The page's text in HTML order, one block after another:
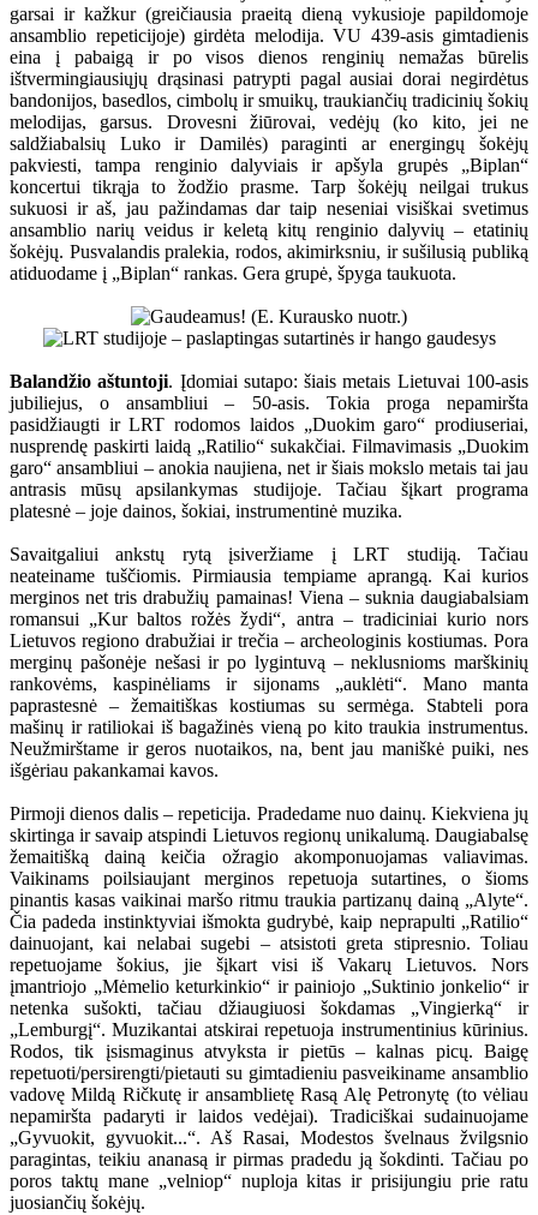
garsai ir kažkur (greičiausia praeitą dieną vykusioje papildomoje
ansamblio repeticijoje) girdėta melodija. VU 439-asis gimtadienis
eina į pabaigą ir po visos dienos renginių nemažas būrelis
ištvermingiausiųjų drąsinasi patrypti pagal ausiai dorai negirdėtus
bandonijos, basedlos, cimbolų ir smuikų, traukiančių tradicinių šokių
melodijas, garsus. Drovesni žiūrovai, vedėjų (ko kito, jei ne
saldžiabalsių Luko ir Damilės) paraginti ar energingų šokėjų
pakviesti, tampa renginio dalyviais ir apšyla grupės „Biplan“
koncertui tikrąja to žodžio prasme. Tarp šokėjų neilgai trukus
sukuosi ir aš, jau pažindamas dar taip neseniai visiškai svetimus
ansamblio narių veidus ir keletą kitų renginio dalyvių – etatinių
šokėjų. Pusvalandis pralekia, rodos, akimirksniu, ir sušilusią publiką
atiduodame į „Biplan“ rankas. Gera grupė, špyga taukuota.
Balandžio aštuntoji. Įdomiai sutapo: šiais metais Lietuvai 100-asis
jubiliejus, o ansambliui – 50-asis. Tokia proga nepamiršta
pasidžiaugti ir LRT rodomos laidos „Duokim garo“ prodiuseriai,
nusprendę paskirti laidą „Ratilio“ sukakčiai. Filmavimasis „Duokim
garo“ ansambliui – anokia naujiena, net ir šiais mokslo metais tai jau
antrasis mūsų apsilankymas studijoje. Tačiau šįkart programa
platesnė – joje dainos, šokiai, instrumentinė muzika.
Savaitgaliui ankstų rytą įsiveržiame į LRT studiją. Tačiau
neateiname tuščiomis. Pirmiausia tempiame aprangą. Kai kurios
merginos net tris drabužių pamainas! Viena – suknia daugiabalsiam
romansui „Kur baltos rožės žydi“, antra – tradiciniai kurio nors
Lietuvos regiono drabužiai ir trečia – archeologinis kostiumas. Pora
merginų pašonėje nešasi ir po lygintuvą – neklusnioms marškinių
rankovėms, kaspinėliams ir sijonams „auklėti“. Mano manta
paprastesnė – žemaitiškas kostiumas su sermėga. Stabteli pora
mašinų ir ratiliokai iš bagažinės vieną po kito traukia instrumentus.
Neužmirštame ir geros nuotaikos, na, bent jau maniškė puiki, nes
išgėriau pakankamai kavos.
Pirmoji dienos dalis – repeticija. Pradedame nuo dainų. Kiekviena jų
skirtinga ir savaip atspindi Lietuvos regionų unikalumą. Daugiabalsę
žemaitišką dainą keičia ožragio akomponuojamas valiavimas.
Vaikinams poilsiaujant merginos repetuoja sutartines, o šioms
pinantis kasas vaikinai maršo ritmu traukia partizanų dainą „Alyte“.
Čia padeda instinktyviai išmokta gudrybė, kaip neprapulti „Ratilio“
dainuojant, kai nelabai sugebi – atsistoti greta stipresnio. Toliau
repetuojame šokius, jie šįkart visi iš Vakarų Lietuvos. Nors
įmantriojo „Mėmelio keturkinkio“ ir painiojo „Suktinio jonkelio“ ir
netenka sušokti, tačiau džiaugiuosi šokdamas „Vingierką“ ir
„Lemburgį“. Muzikantai atskirai repetuoja instrumentinius kūrinius.
Rodos, tik įsismaginus atvyksta ir pietūs – kalnas picų. Baigę
repetuoti/persirengti/pietauti su gimtadieniu pasveikiname ansamblio
vadovę Mildą Ričkutę ir ansamblietę Rasą Alę Petronytę (to vėliau
nepamiršta padaryti ir laidos vedėjai). Tradiciškai sudainuojame
„Gyvuokit, gyvuokit...“. Aš Rasai, Modestos švelnaus žvilgsnio
paragintas, teikiu ananasą ir pirmas pradedu ją šokdinti. Tačiau po
poros taktų mane „velniop“ nuploja kitas ir prisijungiu prie ratu
juosiančių šokėjų.